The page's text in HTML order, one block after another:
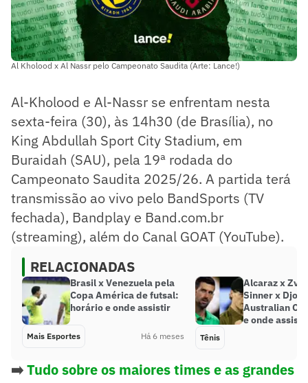
Al Kholood x Al Nassr pelo Campeonato Saudita (Arte: Lance!)
Al-Kholood e Al-Nassr se enfrentam nesta
sexta-feira (30), às 14h30 (de Brasília), no
King Abdullah Sport City Stadium, em
Buraidah (SAU), pela 19ª rodada do
Campeonato Saudita 2025/26. A partida terá
transmissão ao vivo pelo BandSports (TV
fechada), Bandplay e Band.com.br
(streaming), além do Canal GOAT (YouTube).
RELACIONADAS
Brasil x Venezuela pela
Copa América de futsal:
horário e onde assistir
Mais Esportes Há 6 meses
Alcaraz x
Sinner x
Australian
e onde assistir
Tênis
➡️Tudo sobre os maiores times e as grandes